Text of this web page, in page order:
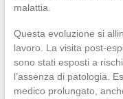
malattia.
Questa evoluzione si
lavoro. La visita post-
sono stati esposti a
l’assenza di patologia.
medico prolungato,